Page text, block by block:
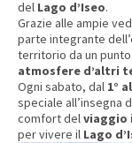
del Lago d’Iseo.
Grazie alle ampie
parte integrante
territorio da un
atmosfere d’altri
Ogni sabato, dal 1°
speciale all’insegna
comfort delviaggio
per vivere il Lago